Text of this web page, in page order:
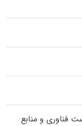
فناوری و منابع